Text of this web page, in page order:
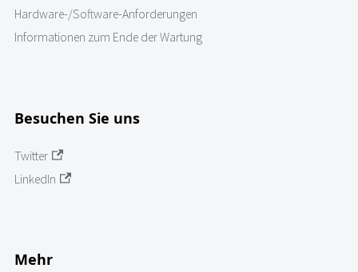
Hardware-/Software-Anforderungen
Informationen zum Ende der Wartung
Besuchen Sie uns
Twitter
LinkedIn
Mehr